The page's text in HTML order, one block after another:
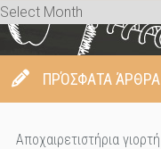
Archives
ΠΡΌΣΦΑΤΑ ΆΡΘΡΑ
Αποχαιρετιστήρια γιορτή